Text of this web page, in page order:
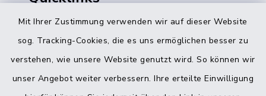
Mit Ihrer Zustimmung verwenden wir auf dieser Website
sog. Tracking-Cookies, die es uns ermöglichen besser zu
verstehen, wie unsere Website genutzt wird. So können wir
unser Angebot weiter verbessern. Ihre erteilte Einwilligung
Bürgerbüro Hohenwestedt
Bürgerbüro Hanerau-Hademarschen